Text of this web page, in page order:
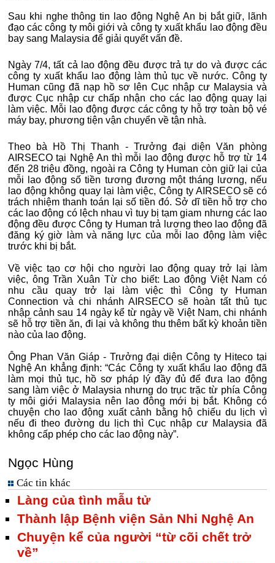
Sau khi nghe thông tin lao động Nghệ An bị bắt giữ, lãnh
đạo các công ty môi giới và công ty xuất khẩu lao động đều
bay sang Malaysia để giải quyết vấn đề.
Ngày 7/4, tất cả lao động đều được trả tự do và được các
công ty xuất khẩu lao động làm thủ tục về nước. Công ty
Human cũng đã nạp hồ sơ lên Cục nhập cư Malaysia và
được Cục nhập cư chấp nhận cho các lao động quay lại
làm việc. Mỗi lao động được các công ty hỗ trợ toàn bộ vé
máy bay, phương tiện vận chuyển về tận nhà.
Theo bà Hồ Thị Thanh - Trưởng đại diện Văn phòng
AIRSECO tại Nghệ An thì mỗi lao động được hỗ trợ từ 14
đến 28 triệu đồng, ngoài ra Công ty Human còn giữ lại của
mỗi lao động số tiền tương đương một tháng lương, nếu
lao động không quay lại làm việc, Công ty AIRSECO sẽ có
trách nhiệm thanh toán lại số tiền đó. Sở dĩ tiền hỗ trợ cho
các lao động có lệch nhau vì tuy bị tạm giam nhưng các lao
động đều được Công ty Human trả lương theo lao động đã
đăng ký giờ làm và năng lực của mỗi lao động làm việc
trước khi bị bắt.
Về việc tạo cơ hội cho người lao động quay trở lại làm
việc, ông Trần Xuân Từ cho biết: Lao động Việt Nam có
nhu cầu quay trở lại làm việc thì Công ty Human
Connection và chi nhánh AIRSECO sẽ hoàn tất thủ tục
nhập cảnh sau 14 ngày kể từ ngày về Việt Nam, chi nhánh
sẽ hỗ trợ tiền ăn, đi lại và không thu thêm bất kỳ khoản tiền
nào của lao động.
Ông Phan Văn Giáp - Trưởng đại diện Công ty Hiteco tại
Nghệ An khẳng định: “Các Công ty xuất khẩu lao động đã
làm mọi thủ tục, hồ sơ pháp lý đầy đủ để đưa lao động
sang làm việc ở Malaysia nhưng do trục trặc từ phía Công
ty môi giới Malaysia nên lao đông mới bị bắt. Không có
chuyện cho lao động xuất cảnh bằng hộ chiếu du lịch vì
nếu đi theo đường du lịch thì Cục nhập cư Malaysia đã
không cấp phép cho các lao động này”.
Ngọc Hùng
Các tin khác
Làng của tình mẫu tử
Thành lập Bệnh viện Sản Nhi Nghệ An
Chuyện kể của người “từ cõi chết trở
về”